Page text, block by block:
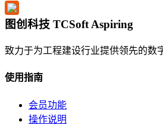
图创科技 TCSoft Aspiring
致力于为工程建设行业提供领先的数
使用指南
会员功能
操作说明